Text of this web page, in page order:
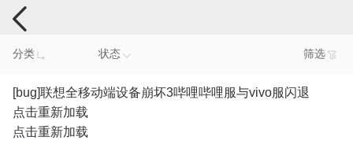
手机反馈
分类 状态 筛选
[bug]联想全移动端设备崩坏3哔哩哔哩服与vivo服闪退
点击重新加载
点击重新加载